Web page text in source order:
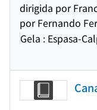
dirigida por
por Fernando
Gela : Espasa-